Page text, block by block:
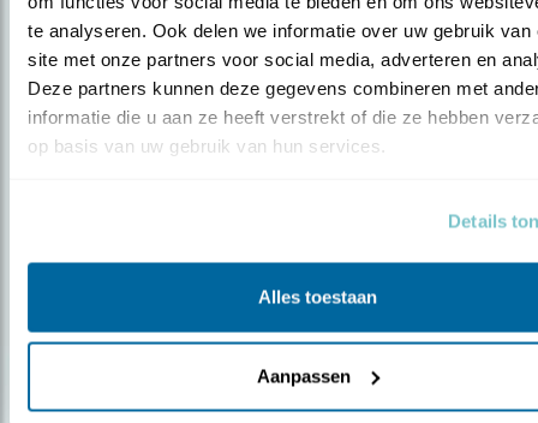
te analyseren. Ook delen we informatie over uw gebruik van
site met onze partners voor social media, adverteren en
Deze partners kunnen deze gegevens combineren met
informatie die u aan ze heeft verstrekt of die ze hebben
op basis van uw gebruik van hun services.
Details
Alles toestaan
Aanpassen
Populair